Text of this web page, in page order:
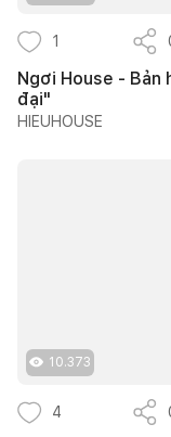
1
Ngơi House -
đại"
HIEUHOUSE
10.373
4